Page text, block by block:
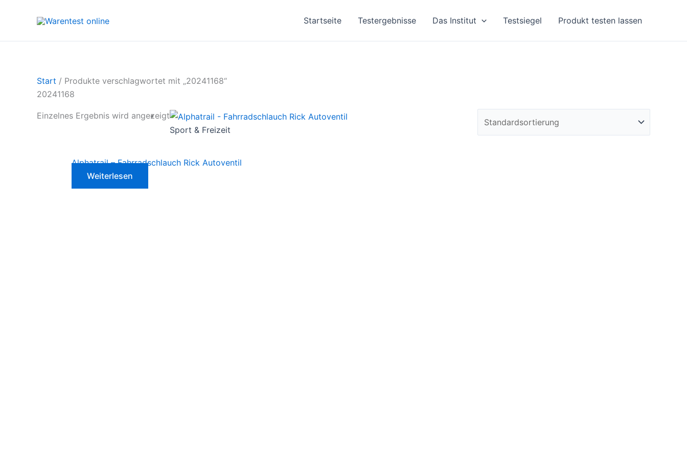
Startseite Testergebnisse Das Institut Testsiegel Produkt testen lassen
Start / Produkte verschlagwortet mit „20241168“
20241168
Einzelnes Ergebnis wird angezeigt
Sport & Freizeit
Alphatrail – Fahrradschlauch Rick Autoventil
Weiterlesen